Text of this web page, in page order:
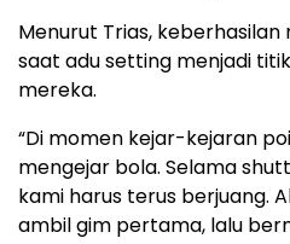
Menurut Trias,
saat adu setting menjadi
mereka.
“Di momen kejar-kejaran
mengejar bola. Selama
kami harus terus berjuang.
ambil gim pertama, lalu